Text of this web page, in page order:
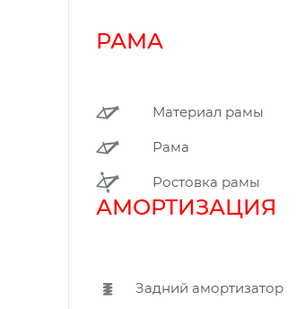
Материал рамы
Рама
Ростовка рамы
Задний амортизатор